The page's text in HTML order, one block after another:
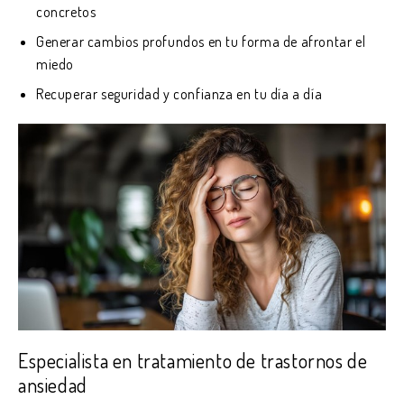
concretos
Generar cambios profundos en tu forma de afrontar el
miedo
Recuperar seguridad y confianza en tu día a día
Especialista en tratamiento de trastornos de
ansiedad